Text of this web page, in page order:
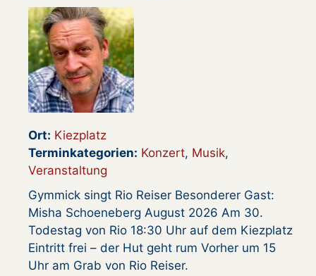
Ort: Kiezplatz
Terminkategorien: Konzert, Musik,
Veranstaltung
Gymmick singt Rio Reiser Besonderer Gast:
Misha Schoeneberg August 2026 Am 30.
Todestag von Rio 18:30 Uhr auf dem Kiezplatz
Eintritt frei – der Hut geht rum Vorher um 15
Uhr am Grab von Rio Reiser.